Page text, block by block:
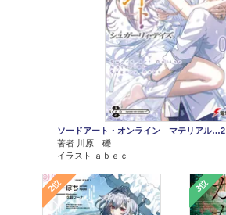
ソードアート・オンライン マテリアル…2
著者 川原 礫
イラスト ａｂｅｃ
2位 3位